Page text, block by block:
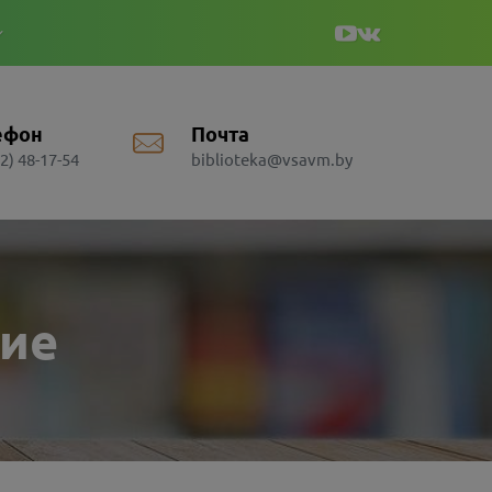
48-17-54
Почта
biblioteka@vsavm.by